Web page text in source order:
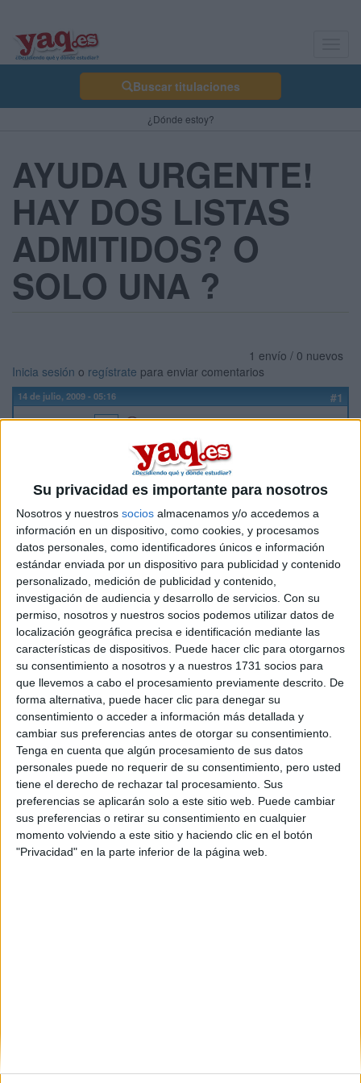
Su privacidad es importante para nosotros
Nosotros y nuestros socios almacenamos y/o accedemos a
información en un dispositivo, como cookies, y procesamos
datos personales, como identificadores únicos e información
estándar enviada por un dispositivo para publicidad y contenido
personalizado, medición de publicidad y contenido,
investigación de audiencia y desarrollo de servicios. Con su
permiso, nosotros y nuestros socios podemos utilizar datos de
localización geográfica precisa e identificación mediante las
características de dispositivos. Puede hacer clic para otorgarnos
su consentimiento a nosotros y a nuestros 1731 socios para
que llevemos a cabo el procesamiento previamente descrito. De
forma alternativa, puede hacer clic para denegar su
consentimiento o acceder a información más detallada y
cambiar sus preferencias antes de otorgar su consentimiento.
Tenga en cuenta que algún procesamiento de sus datos
personales puede no requerir de su consentimiento, pero usted
tiene el derecho de rechazar tal procesamiento. Sus
preferencias se aplicarán solo a este sitio web. Puede cambiar
sus preferencias o retirar su consentimiento en cualquier
momento volviendo a este sitio y haciendo clic en el botón
"Privacidad" en la parte inferior de la página web.
Buscar titulaciones
¿Dónde estoy?
AYUDA URGENTE!
HAY DOS LISTAS
ADMITIDOS? O
SOLO UNA ?
1 envío / 0 nuevos
Inicia sesión o regístrate para enviar comentarios
14 de julio, 2009 - 05:16 #1
FabixMdO
Desconectado
Hola, en la universidad de leon salgo como en cola de
numero 67 pero dice algo de que el 28 hay una segunda
lista!... no se si tengo que hacerme ya la idea de que tengo
dice q la nota de corte fue 7... pero el año pasado era 6.57.....
y yo saque 6.89.... tanto subio? o todavia no estan todos los
cupos!!
ayuda urgente al que sepa algo por favor... vivo en venezuela
y son muchas cosas en juego
.•.^v[FabiX]v^.•.
Etiquetas: Selectividad